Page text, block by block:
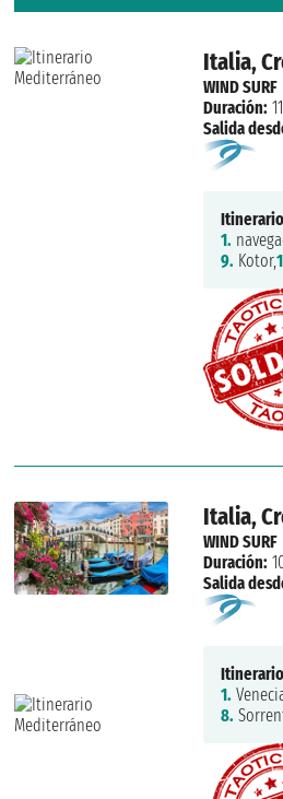
Italia,
WIND SURF
Duración:
Salida
1.
9. Kotor,
Italia,
WIND SURF
Duración:
Salida
1.
8.